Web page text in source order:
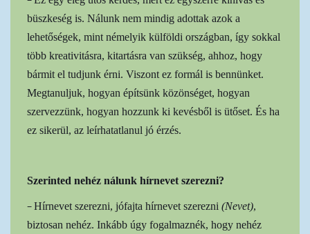
büszkeség is. Nálunk nem mindig adottak azok a
lehetőségek, mint némelyik külföldi országban, így sokkal
több kreativitásra, kitartásra van szükség, ahhoz, hogy
bármit el tudjunk érni. Viszont ez formál is bennünket.
Megtanuljuk, hogyan építsünk közönséget, hogyan
szervezzünk, hogyan hozzunk ki kevésből is ütőset. És ha
ez sikerül, az leírhatatlanul jó érzés.
Szerinted nehéz nálunk hírnevet szerezni?
–Hírnevet szerezni, jófajta hírnevet szerezni (Nevet),
biztosan nehéz. Inkább úgy fogalmaznék, hogy nehéz